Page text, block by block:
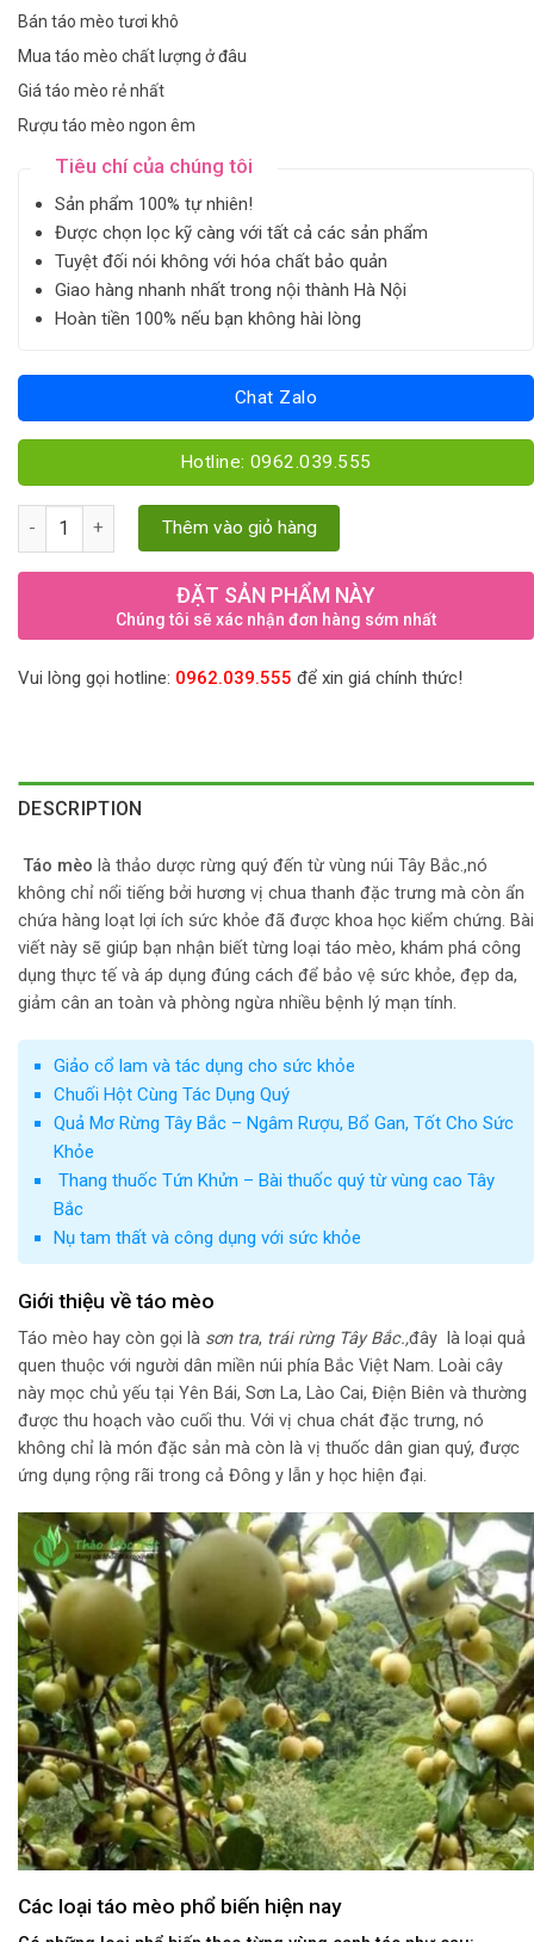
Bán táo mèo tươi khô
Mua táo mèo chất lượng ở đâu
Giá táo mèo rẻ nhất
Rượu táo mèo ngon êm
Tiêu chí của chúng tôi
Sản phẩm 100% tự nhiên!
Được chọn lọc kỹ càng với tất cả các sản phẩm
Tuyệt đối nói không với hóa chất bảo quản
Giao hàng nhanh nhất trong nội thành Hà Nội
Hoàn tiền 100% nếu bạn không hài lòng
Chat Zalo
Hotline: 0962.039.555
Táo mèo quantity Thêm vào giỏ hàng
ĐẶT SẢN PHẨM NÀY
Chúng tôi sẽ xác nhận đơn hàng sớm nhất
Vui lòng gọi hotline: 0962.039.555 để xin giá chính thức!
DESCRIPTION
Táo mèo là thảo dược rừng quý đến từ vùng núi Tây Bắc.,nó
không chỉ nổi tiếng bởi hương vị chua thanh đặc trưng mà còn ẩn
chứa hàng loạt lợi ích sức khỏe đã được khoa học kiểm chứng. Bài
viết này sẽ giúp bạn nhận biết từng loại táo mèo, khám phá công
dụng thực tế và áp dụng đúng cách để bảo vệ sức khỏe, đẹp da,
giảm cân an toàn và phòng ngừa nhiều bệnh lý mạn tính.
Giảo cổ lam và tác dụng cho sức khỏe
Chuối Hột Cùng Tác Dụng Quý
Quả Mơ Rừng Tây Bắc – Ngâm Rượu, Bổ Gan, Tốt Cho Sức
Khỏe
Thang thuốc Tứn Khửn – Bài thuốc quý từ vùng cao Tây
Bắc
Nụ tam thất và công dụng với sức khỏe
Giới thiệu về táo mèo
Táo mèo hay còn gọi là sơn tra, trái rừng Tây Bắc.,đây là loại quả
quen thuộc với người dân miền núi phía Bắc Việt Nam. Loài cây
này mọc chủ yếu tại Yên Bái, Sơn La, Lào Cai, Điện Biên và thường
được thu hoạch vào cuối thu. Với vị chua chát đặc trưng, nó
không chỉ là món đặc sản mà còn là vị thuốc dân gian quý, được
ứng dụng rộng rãi trong cả Đông y lẫn y học hiện đại.
Các loại táo mèo phổ biến hiện nay